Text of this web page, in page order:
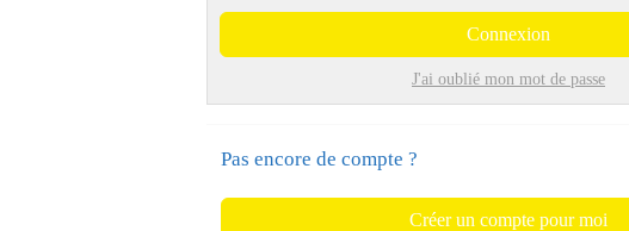
Connexion
J'ai oublié mon mot de passe
Pas encore de compte ?
Créer un compte pour moi